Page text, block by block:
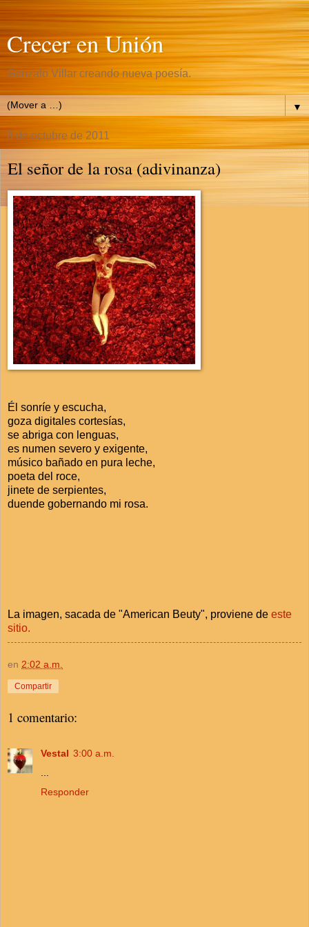
Crecer en Unión
Gonzalo Villar creando nueva poesía.
▼
8 de octubre de 2011
El señor de la rosa (adivinanza)
Él sonríe y escucha,
goza digitales cortesías,
se abriga con lenguas,
es numen severo y exigente,
músico bañado en pura leche,
poeta del roce,
jinete de serpientes,
duende gobernando mi rosa.
La imagen, sacada de "American Beuty", proviene de este
sitio.
en 2:02 a.m.
Compartir
1 comentario:
Vestal 3:00 a.m.
Responder